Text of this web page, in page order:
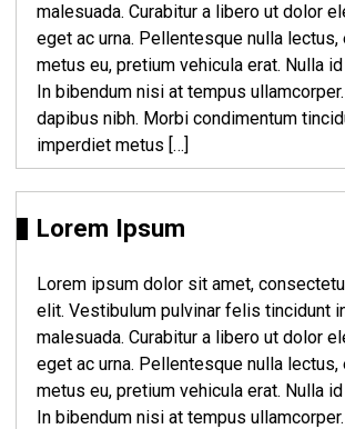
malesuada. Curabitur a libero ut dolor
eget ac urna. Pellentesque nulla lectus,
metus eu, pretium vehicula erat. Nulla
In bibendum nisi at tempus
dapibus nibh. Morbi condimentum
imperdiet metus […]
Lorem Ipsum
Lorem ipsum dolor sit amet,
elit. Vestibulum pulvinar felis tincidunt
malesuada. Curabitur a libero ut dolor
eget ac urna. Pellentesque nulla
metus eu, pretium vehicula erat. Nulla
In bibendum nisi at tempus